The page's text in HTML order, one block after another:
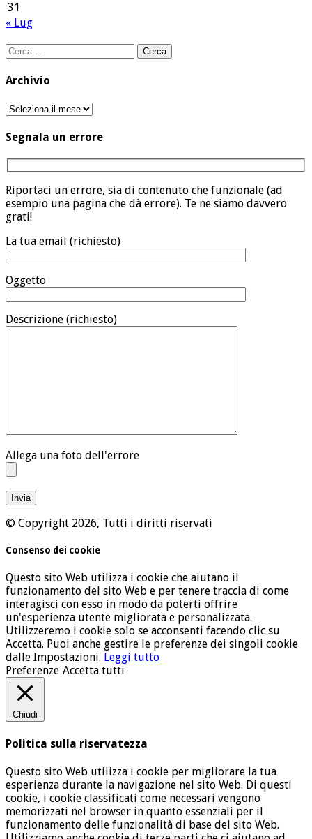
31
« Lug
Ricerca
Archivio
Archivio
Segnala un errore
Riportaci un errore, sia di contenuto che funzionale (ad
esempio una pagina che dà errore). Te ne siamo davvero
grati!
La tua email (richiesto)
Oggetto
Descrizione (richiesto)
Allega una foto dell'errore
© Copyright 2026, Tutti i diritti riservati
Consenso dei cookie
Questo sito Web utilizza i cookie che aiutano il
funzionamento del sito Web e per tenere traccia di come
interagisci con esso in modo da poterti offrire
un'esperienza utente migliorata e personalizzata.
Utilizzeremo i cookie solo se acconsenti facendo clic su
Accetta. Puoi anche gestire le preferenze dei singoli cookie
dalle Impostazioni. Leggi tutto
Preferenze Accetta tutti
Chiudi
Politica sulla riservatezza
Questo sito Web utilizza i cookie per migliorare la tua
esperienza durante la navigazione nel sito Web. Di questi
cookie, i cookie classificati come necessari vengono
memorizzati nel browser in quanto essenziali per il
funzionamento delle funzionalità di base del sito Web.